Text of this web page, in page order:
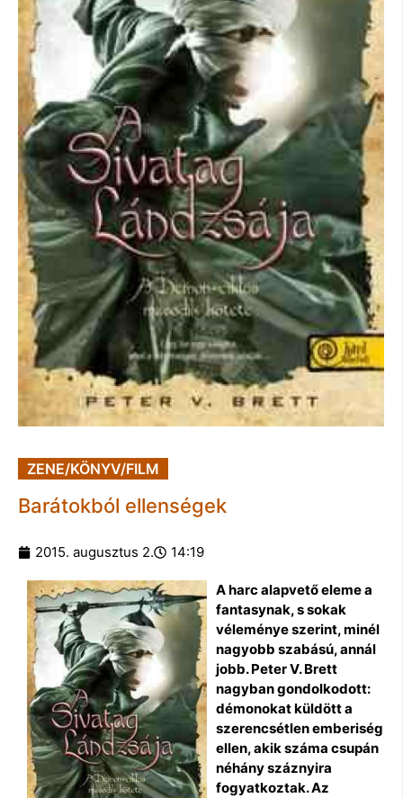
ZENE/KÖNYV/FILM
Barátokból ellenségek
2015. augusztus 2. 14:19
A harc alapvető eleme a
fantasynak, s sokak
véleménye szerint, minél
nagyobb szabású, annál
jobb. Peter V. Brett
nagyban gondolkodott:
démonokat küldött a
szerencsétlen emberiség
ellen, akik száma csupán
néhány száznyira
fogyatkoztak. Az